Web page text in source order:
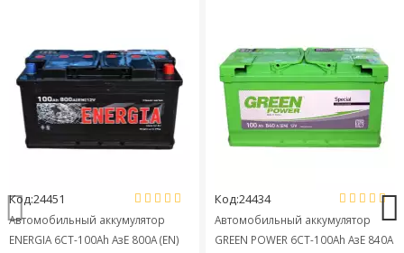
Код:24451
Автомобильный аккумулятор
ENERGIA 6СТ-100Ah АзЕ 800A (EN)
Код:24434
Автомобильный аккумулятор
GREEN POWER 6СТ-100Ah АзЕ 840A